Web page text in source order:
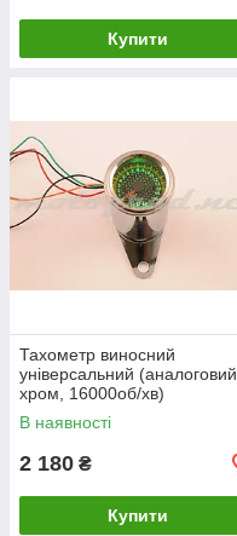
Купити
Тахометр виносний
універсальний (аналоговий,
хром, 16000об/хв)
В наявності
2 180 ₴
Купити